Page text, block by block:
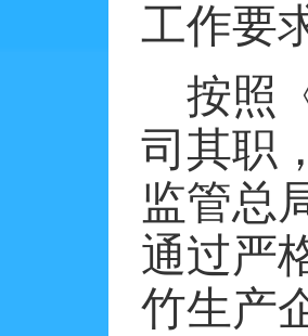
工作要
按照
司其职
监管总
通过严
竹生产